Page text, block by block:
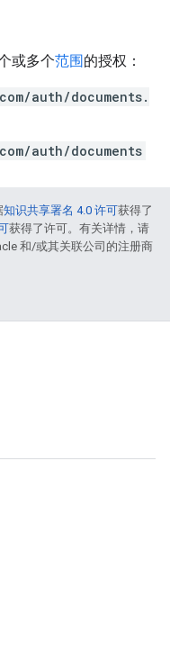
或多个范围的授权：
auth/documents.
auth/documents
知识共享署名 4.0 许可获得了
获得了许可。有关详情，请
和/或其关联公司的注册商